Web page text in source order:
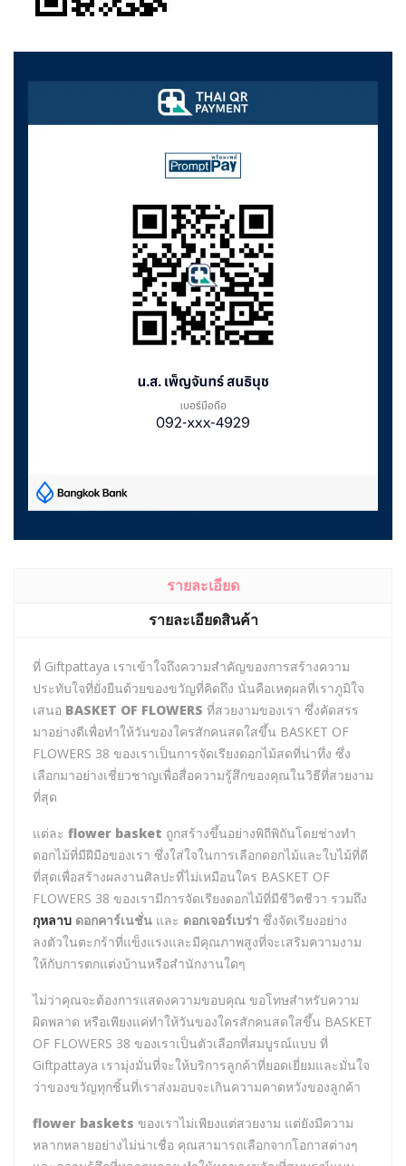
รายละเอียด
รายละเอียดสินค้า
ที่ Giftpattaya เราเข้าใจถึงความสำคัญของการสร้างความ
ประทับใจที่ยั่งยืนด้วยของขวัญที่คิดถึง นั่นคือเหตุผลที่เราภูมิใจ
เสนอ BASKET OF FLOWERS ที่สวยงามของเรา ซึ่งคัดสรร
มาอย่างดีเพื่อทำให้วันของใครสักคนสดใสขึ้น BASKET OF
FLOWERS 38 ของเราเป็นการจัดเรียงดอกไม้สดที่น่าทึ่ง ซึ่ง
เลือกมาอย่างเชี่ยวชาญเพื่อสื่อความรู้สึกของคุณในวิธีที่สวยงาม
ที่สุด
แต่ละ flower basket ถูกสร้างขึ้นอย่างพิถีพิถันโดยช่างทำ
ดอกไม้ที่มีฝีมือของเรา ซึ่งใส่ใจในการเลือกดอกไม้และใบไม้ที่ดี
ที่สุดเพื่อสร้างผลงานศิลปะที่ไม่เหมือนใคร BASKET OF
FLOWERS 38 ของเรามีการจัดเรียงดอกไม้ที่มีชีวิตชีวา รวมถึง
กุหลาบ ดอกคาร์เนชั่น และ ดอกเจอร์เบร่า ซึ่งจัดเรียงอย่าง
ลงตัวในตะกร้าที่แข็งแรงและมีคุณภาพสูงที่จะเสริมความงาม
ให้กับการตกแต่งบ้านหรือสำนักงานใดๆ
ไม่ว่าคุณจะต้องการแสดงความขอบคุณ ขอโทษสำหรับความ
ผิดพลาด หรือเพียงแค่ทำให้วันของใครสักคนสดใสขึ้น BASKET
OF FLOWERS 38 ของเราเป็นตัวเลือกที่สมบูรณ์แบบ ที่
Giftpattaya เรามุ่งมั่นที่จะให้บริการลูกค้าที่ยอดเยี่ยมและมั่นใจ
ว่าของขวัญทุกชิ้นที่เราส่งมอบจะเกินความคาดหวังของลูกค้า
flower baskets ของเราไม่เพียงแต่สวยงาม แต่ยังมีความ
หลากหลายอย่างไม่น่าเชื่อ คุณสามารถเลือกจากโอกาสต่างๆ